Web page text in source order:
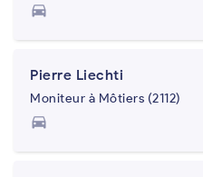
directions_car
Pierre Liechti
Moniteur à Môtiers (2112)
directions_car